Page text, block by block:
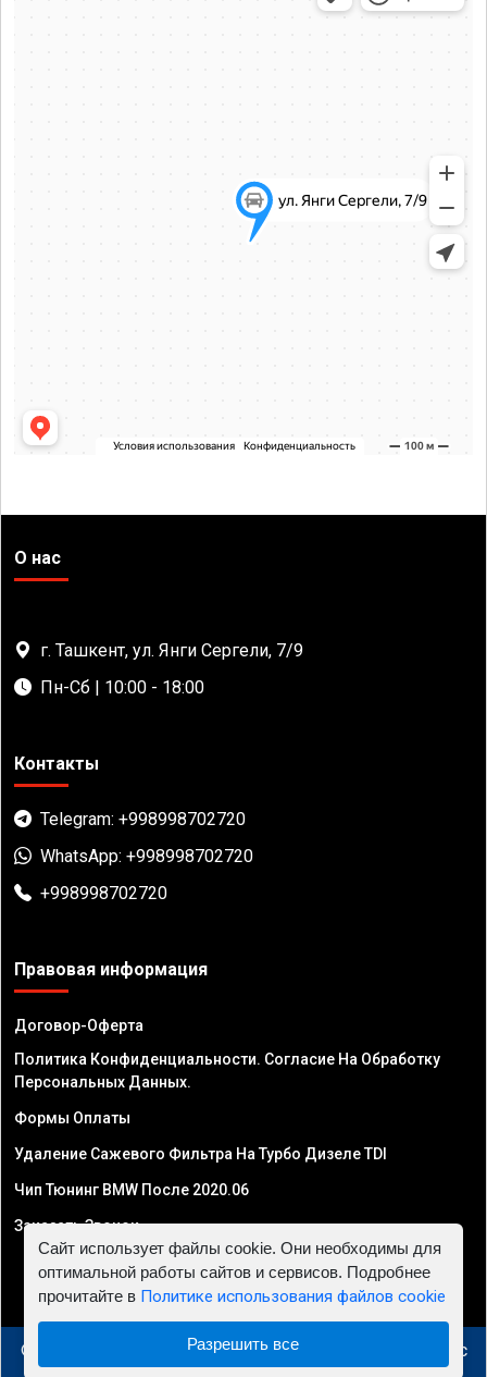
О нас
г. Ташкент, ул. Янги Сергели, 7/9
Пн-Сб | 10:00 - 18:00
Контакты
Telegram: +998998702720
WhatsApp: +998998702720
+998998702720
Правовая информация
Договор-Оферта
Политика Конфиденциальности. Согласие На Обработку
Персональных Данных.
Формы Оплаты
Удаление Сажевого Фильтра На Турбо Дизеле TDI
Чип Тюнинг BMW После 2020.06
Заказать Звонок
© 2010 - 2026 Чип тюнинг в Узбекистане - Автосервис
Сайт использует файлы cookie. Они необходимы для
оптимальной работы сайтов и сервисов. Подробнее
прочитайте в Политике использования файлов cookie
Разрешить все